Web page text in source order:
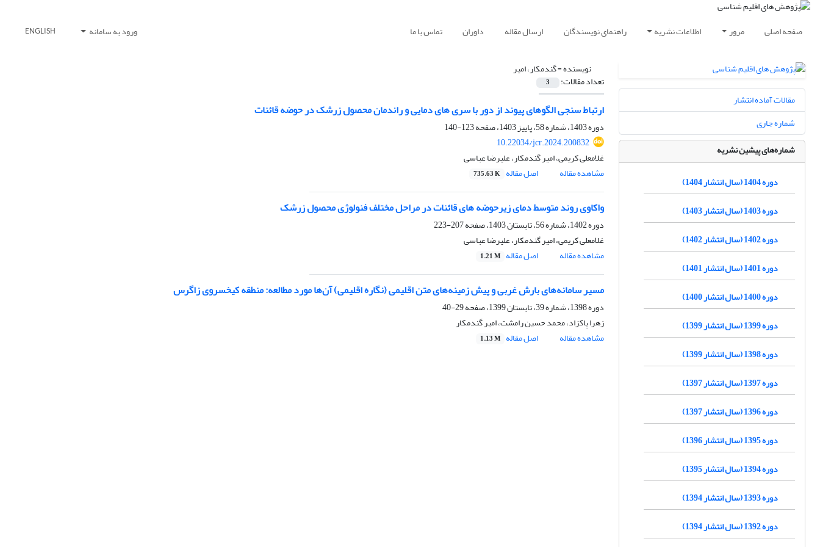
صفحه اصلی مرور اطلاعات نشریه راهنمای نویسندگان ارسال مقاله داوران تماس با ما ورود به سامانه ENGLISH
نویسنده =گندمکار، امیر
تعداد مقالات: 3
ارتباط سنجی الگوهای پیوند از دور با سری های دمایی و راندمان محصول زرشک در حوضه قائنات
دوره 1403، شماره 58، پاییز 1403، صفحه
123-140
10.22034/jcr.2024.200832
غلامعلی کریمی، امیر گندمکار، علیرضا عباسی
مشاهده مقاله
اصل مقاله 735.63 K
واکاوی روند متوسط دمای زیرحوضه های قائنات در مراحل مختلف فنولوژی محصول زرشک
دوره 1402، شماره 56، تابستان 1403، صفحه
207-223
غلامعلی کریمی، امیر گندمکار، علیرضا عباسی
مشاهده مقاله
اصل مقاله 1.21 M
مسیر سامانه‌های بارش غربی و پیش زمینه‌های متن اقلیمی (نگاره اقلیمی) آن‌ها مورد مطالعه: منطقه کیخسروی زاگرس
دوره 1398، شماره 39، تابستان 1399، صفحه
29-40
زهرا پاکزاد، محمد حسین رامشت، امیر گندمکار
مشاهده مقاله
اصل مقاله 1.13 M
مقالات آماده انتشار
شماره جاری
شماره‌های پیشین نشریه
دوره 1404 (سال انتشار 1404)
دوره 1403 (سال انتشار 1403)
دوره 1402 (سال انتشار 1402)
دوره 1401 (سال انتشار 1401)
دوره 1400 (سال انتشار 1400)
دوره 1399 (سال انتشار 1399)
دوره 1398 (سال انتشار 1399)
دوره 1397 (سال انتشار 1397)
دوره 1396 (سال انتشار 1397)
دوره 1395 (سال انتشار 1396)
دوره 1394 (سال انتشار 1395)
دوره 1393 (سال انتشار 1394)
دوره 1392 (سال انتشار 1394)